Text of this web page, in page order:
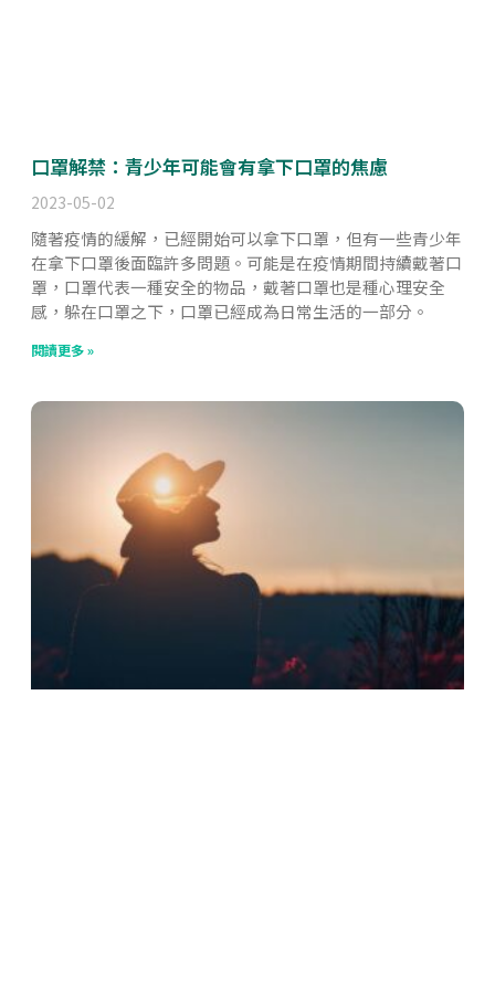
口罩解禁：青少年可能會有拿下口罩的焦慮
2023-05-02
隨著疫情的緩解，已經開始可以拿下口罩，但有一些青少年
在拿下口罩後面臨許多問題。可能是在疫情期間持續戴著口
罩，口罩代表一種安全的物品，戴著口罩也是種心理安全
感，躲在口罩之下，口罩已經成為日常生活的一部分。
閱讀更多 »